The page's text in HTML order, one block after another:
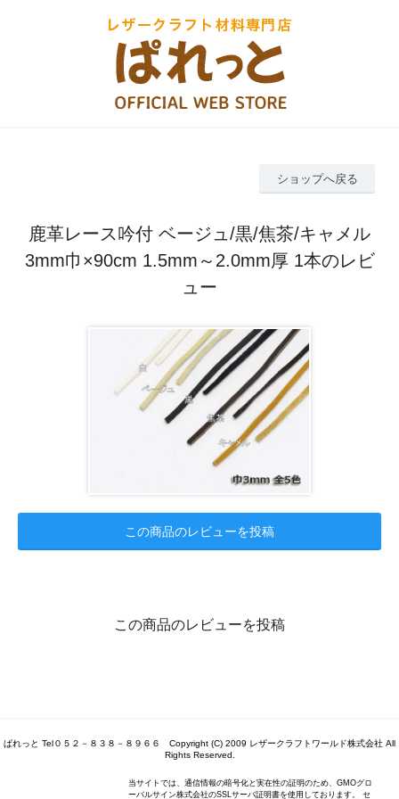
ショップへ戻る
鹿革レース吟付 ベージュ/黒/焦茶/キャメル
3mm巾×90cm 1.5mm～2.0mm厚 1本のレビ
ュー
この商品のレビューを投稿
この商品のレビューを投稿
ぱれっと Tel０５２－８３８－８９６６ Copyright (C) 2009 レザークラフトワールド株式会社 All
Rights Reserved.
当サイトでは、通信情報の暗号化と実在性の証明のため、GMOグロ
ーバルサイン株式会社のSSLサーバ証明書を使用しております。 セ